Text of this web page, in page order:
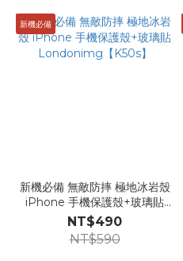
新機必備
新機必備 無敵防摔 極地冰岩殼
iPhone 手機保護殼+玻璃貼
Londonimg【K50s】
NT$490
NT$590